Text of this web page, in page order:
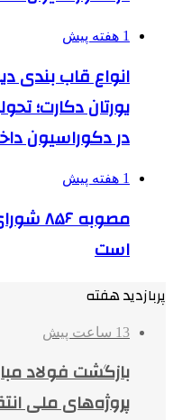
1 هفته پیش
انواع قاب بندی
یورتان دکارت؛
در دکوراسیون
1 هفته پیش
مصوبه
است
پربازدید هفته
13 ساعت پیش
بازگشت فولاد
پروژه‌های ملی